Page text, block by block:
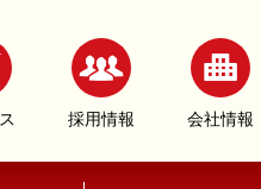
採用情報 会社情報